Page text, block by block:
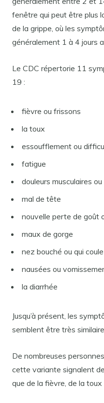
fenêtre qui peut être plus
de la grippe, où les
généralement 1 à 4 jours
Le CDC répertorie 11
19 :
fièvre ou frissons
la toux
essoufflement ou
fatigue
douleurs musculaires
mal de tête
nouvelle perte de goût
maux de gorge
nez bouché ou qui coule
nausées ou
la diarrhée
Jusqu’à présent, les
semblent être très
De nombreuses
cette variante signalent
que de la fièvre, de la